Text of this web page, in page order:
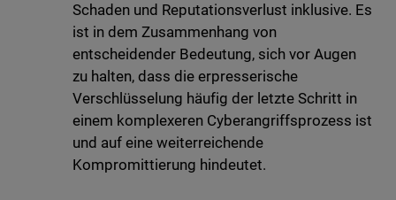
Schaden und Reputationsverlust inklusive. Es
ist in dem Zusammenhang von
entscheidender Bedeutung, sich vor Augen
zu halten, dass die erpresserische
Verschlüsselung häufig der letzte Schritt in
einem komplexeren Cyberangriffsprozess ist
und auf eine weiterreichende
Kompromittierung hindeutet.